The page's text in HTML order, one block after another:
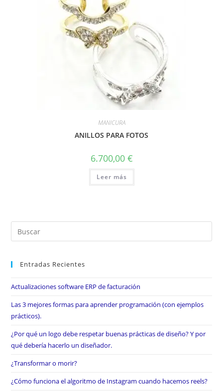
MANICURA
ANILLOS PARA FOTOS
6.700,00 €
Leer más
Entradas Recientes
Actualizaciones software ERP de facturación
Las 3 mejores formas para aprender programación (con ejemplos
prácticos).
¿Por qué un logo debe respetar buenas prácticas de diseño? Y por
qué debería hacerlo un diseñador.
¿Transformar o morir?
¿Cómo funciona el algoritmo de Instagram cuando hacemos reels?